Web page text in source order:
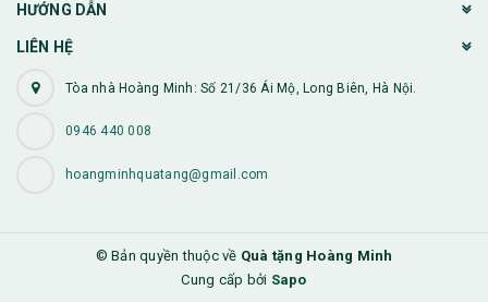
HƯỚNG DẪN
LIÊN HỆ
Tòa nhà Hoàng Minh: Số 21/36 Ái Mộ, Long Biên, Hà Nội.
0946 440 008
hoangminhquatang@gmail.com
© Bản quyền thuộc về Quà tặng Hoàng Minh
Cung cấp bởi Sapo